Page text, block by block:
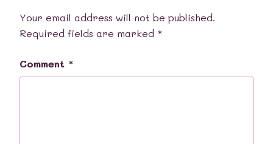
Your email address will not be published.
Required fields are marked *
Comment *